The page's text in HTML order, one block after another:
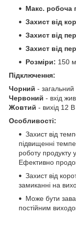
Макс. робоча
Захист від
Захист від
Захист від
Розміри: 150
Підключення:
Чорний -
Червоний - вхід
Жовтий - вихід 12 В
Особливості:
Захист від
підвищенні
роботу продукту
Ефективно
Захист від
замиканні на
Може бути
постійним